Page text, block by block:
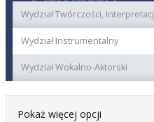
Wydział Twórczości,
Wydział Instrumentalny
Wydział Wokalno-Aktorski
Pokaż więcej opcji